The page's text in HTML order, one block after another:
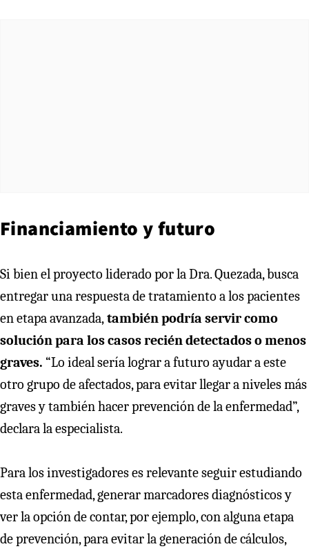
Financiamiento y futuro
Si bien el proyecto liderado por la Dra. Quezada, busca
entregar una respuesta de tratamiento a los pacientes
en etapa avanzada,también podría servir como
solución para los casos recién detectados o menos
graves. “Lo ideal sería lograr a futuro ayudar a este
otro grupo de afectados, para evitar llegar a niveles más
graves y también hacer prevención de la enfermedad”,
declara la especialista.
Para los investigadores es relevante seguir estudiando
esta enfermedad, generar marcadores diagnósticos y
ver la opción de contar, por ejemplo, con alguna etapa
de prevención, paraevitar la generación de cálculos,